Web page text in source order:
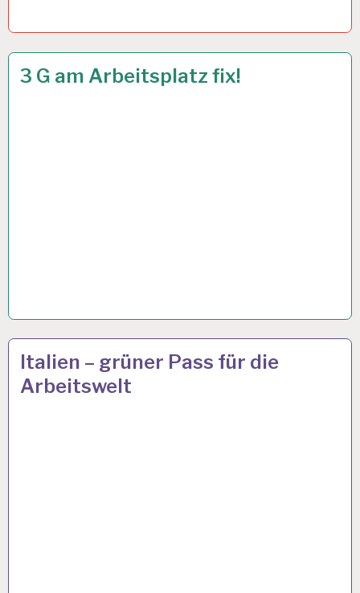
50PLUS…
3 G am Arbeitsplatz fix!
19 OKT. 2021
50PLUS…
Italien – grüner Pass für die
Arbeitswelt
15 OKT. 2021